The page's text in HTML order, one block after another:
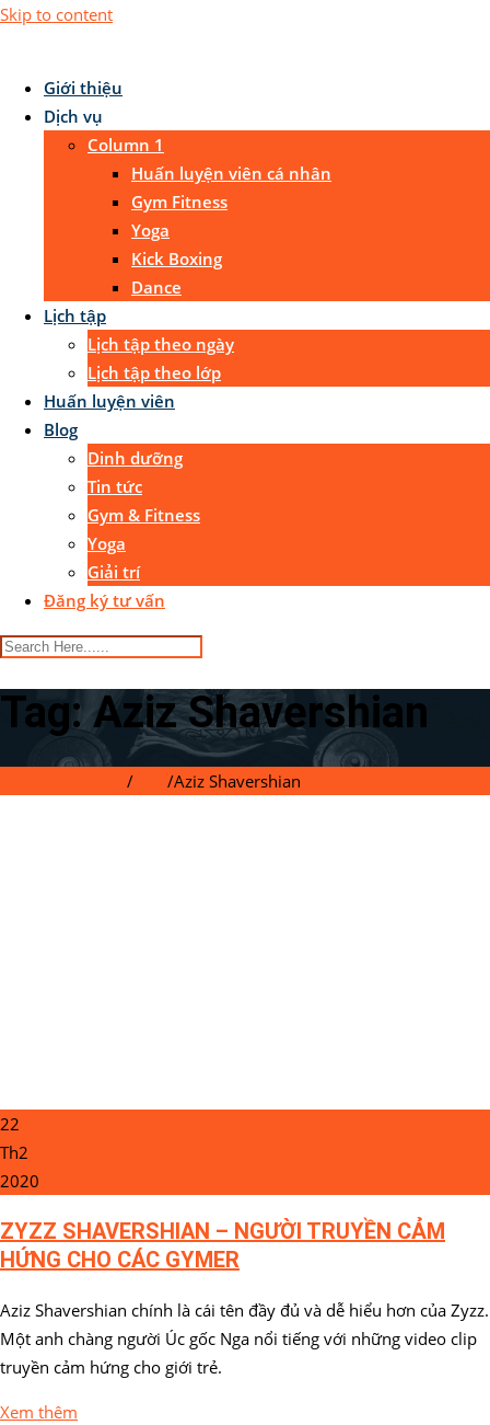
Skip to content
Giới thiệu
Dịch vụ
Column 1
Huấn luyện viên cá nhân
Gym Fitness
Yoga
Kick Boxing
Dance
Lịch tập
Lịch tập theo ngày
Lịch tập theo lớp
Huấn luyện viên
Blog
Dinh dưỡng
Tin tức
Gym & Fitness
Yoga
Giải trí
Đăng ký tư vấn
Tag: Aziz Shavershian
/ /Aziz Shavershian
22
Th2
2020
ZYZZ SHAVERSHIAN – NGƯỜI TRUYỀN CẢM
HỨNG CHO CÁC GYMER
Aziz Shavershian chính là cái tên đầy đủ và dễ hiểu hơn của Zyzz.
Một anh chàng người Úc gốc Nga nổi tiếng với những video clip
truyền cảm hứng cho giới trẻ.
Xem thêm